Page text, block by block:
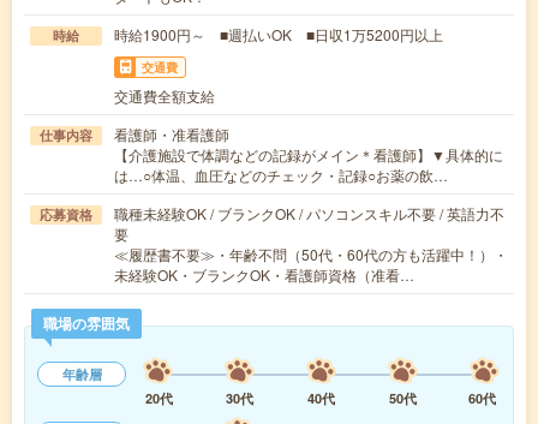
時給 時給1900円～ ■週払いOK ■日収1万5200円以上
交通費
交通費全額支給
仕事内容
看護師・准看護師
【介護施設で体調などの記録がメイン＊看護師】▼具体的に
は…○体温、血圧などのチェック・記録○お薬の飲…
応募資格
職種未経験OK / ブランクOK / パソコンスキル不要 / 英語力不
要
≪履歴書不要≫・年齢不問（50代・60代の方も活躍中！）・
未経験OK・ブランクOK・看護師資格（准看…
職場の雰囲気
年齢層
20代
30代 40代 50代
60代